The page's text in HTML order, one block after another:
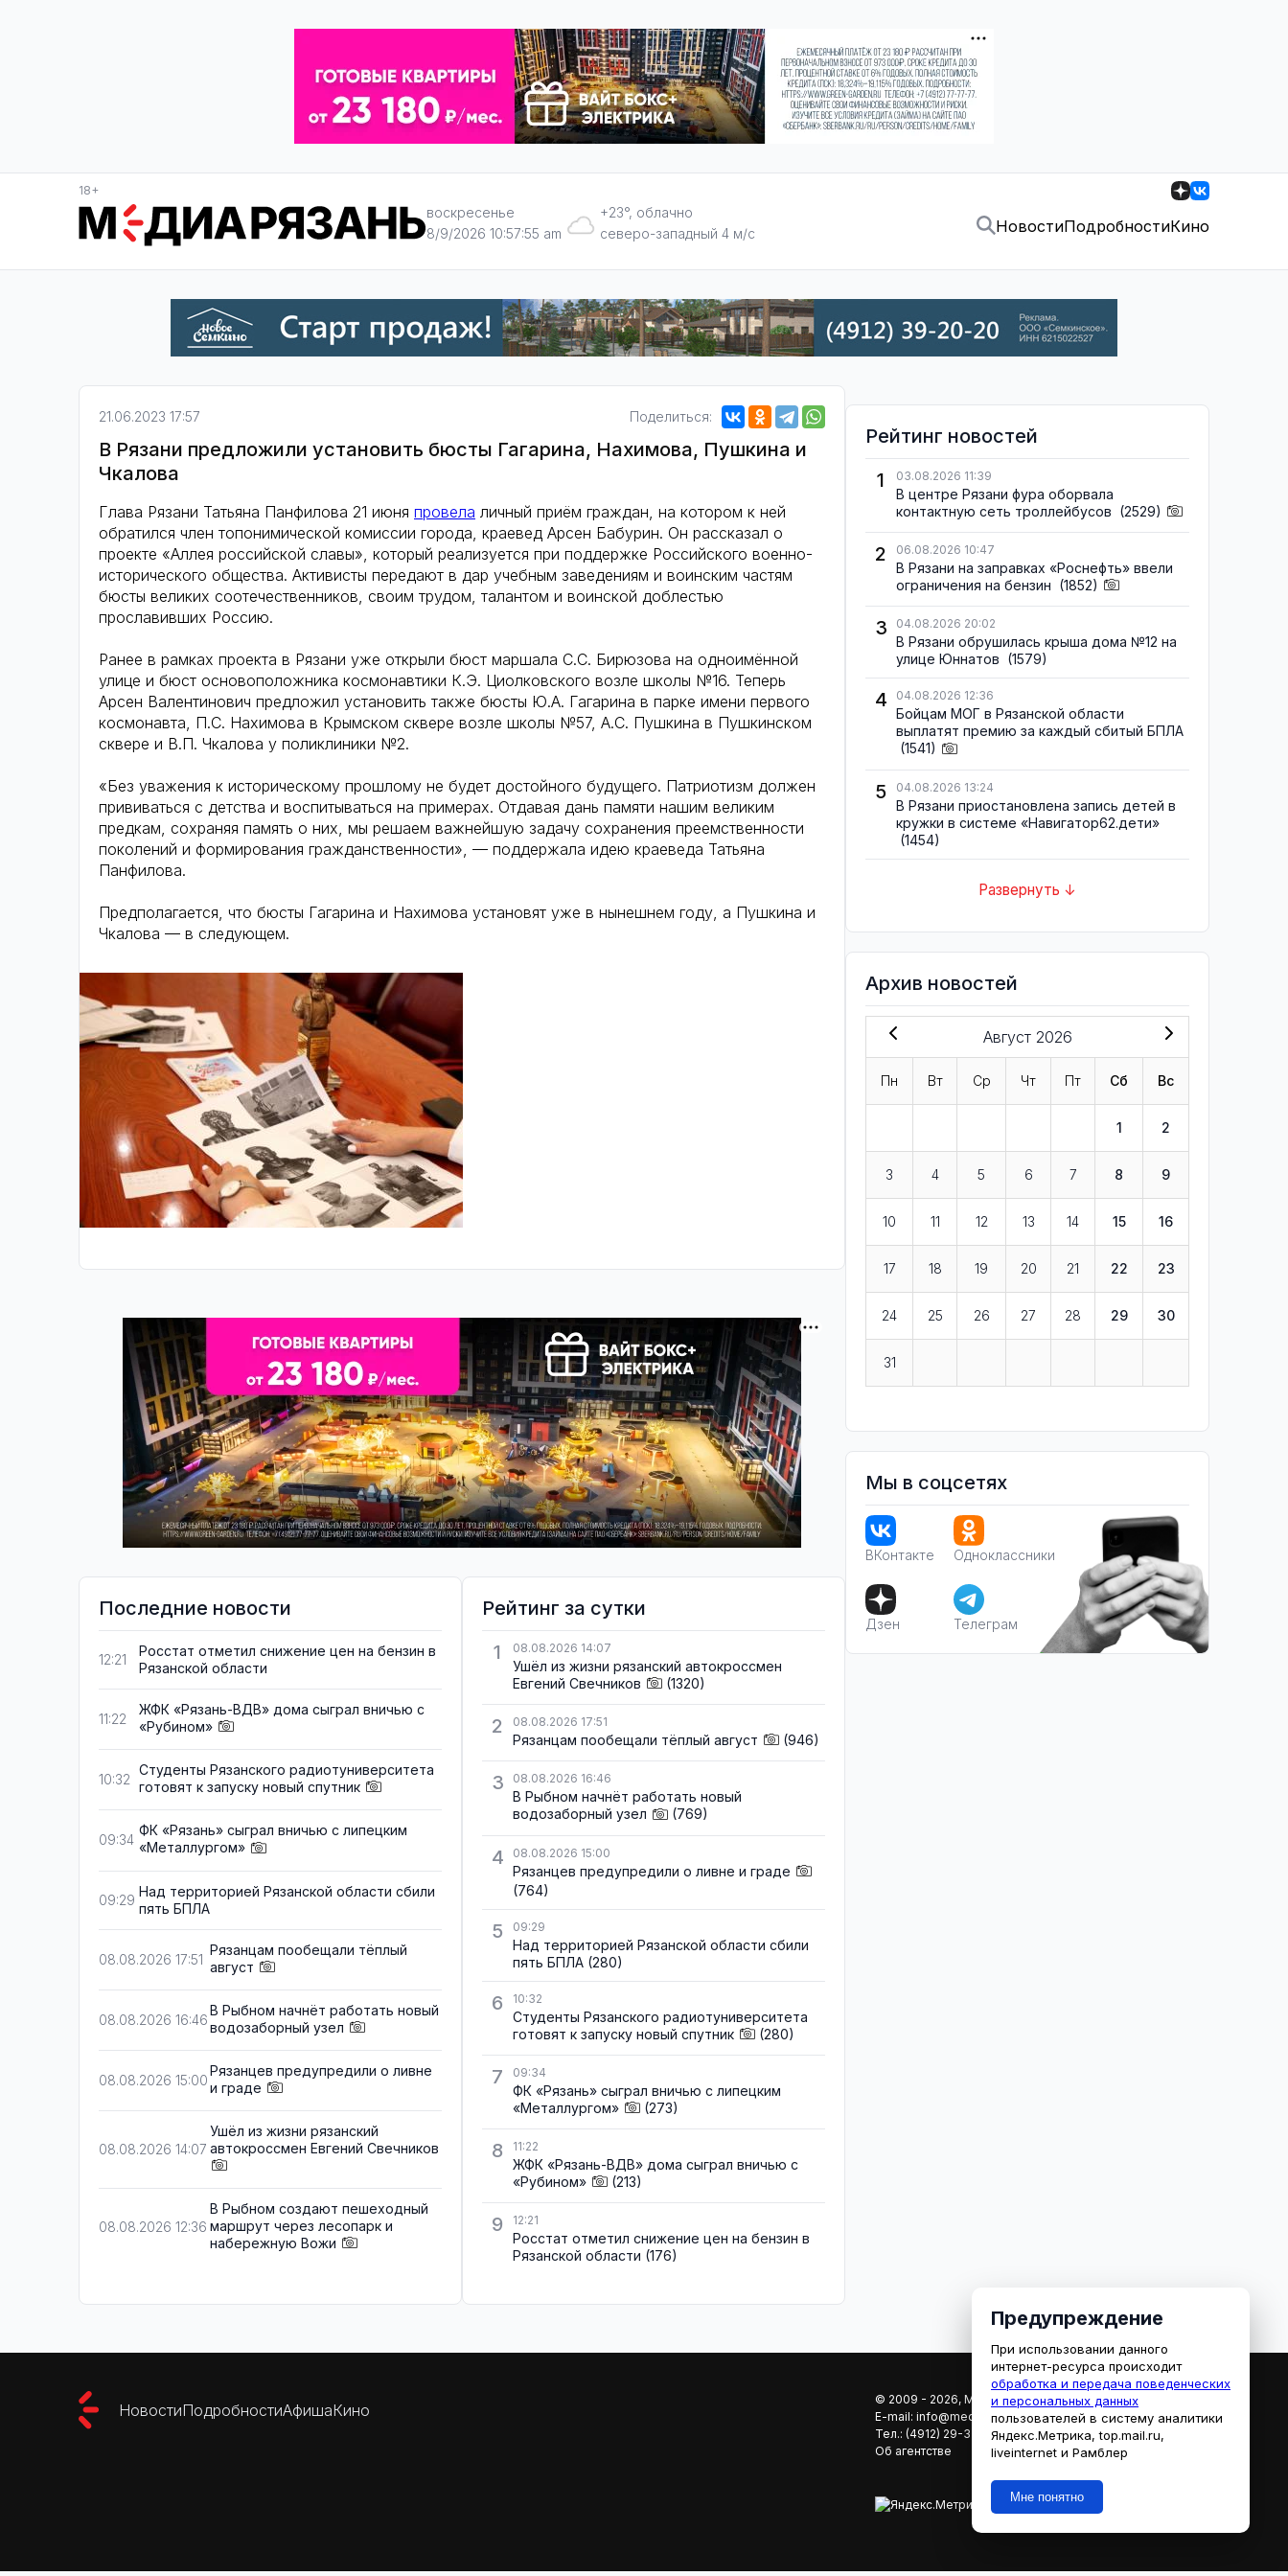
18+
воскресенье
8/9/2026 10:57:56 am
+23°, облачно
северо-западный 4 м/с
НовостиПодробностиКино
21.06.2023 17:57 Поделиться:
В Рязани предложили установить бюсты Гагарина, Нахимова, Пушкина и
Чкалова
Глава Рязани Татьяна Панфилова 21 июня провела личный приём граждан, на котором к ней
обратился член топонимической комиссии города, краевед Арсен Бабурин. Он рассказал о
проекте «Аллея российской славы», который реализуется при поддержке Российского военно-
исторического общества. Активисты передают в дар учебным заведениям и воинским частям
бюсты великих соотечественников, своим трудом, талантом и воинской доблестью
прославивших Россию.
Ранее в рамках проекта в Рязани уже открыли бюст маршала С.С. Бирюзова на одноимённой
улице и бюст основоположника космонавтики К.Э. Циолковского возле школы №16. Теперь
Арсен Валентинович предложил установить также бюсты Ю.А. Гагарина в парке имени первого
космонавта, П.С. Нахимова в Крымском сквере возле школы №57, А.С. Пушкина в Пушкинском
сквере и В.П. Чкалова у поликлиники №2.
«Без уважения к историческому прошлому не будет достойного будущего. Патриотизм должен
прививаться с детства и воспитываться на примерах. Отдавая дань памяти нашим великим
предкам, сохраняя память о них, мы решаем важнейшую задачу сохранения преемственности
поколений и формирования гражданственности», — поддержала идею краеведа Татьяна
Панфилова.
Предполагается, что бюсты Гагарина и Нахимова установят уже в нынешнем году, а Пушкина и
Чкалова — в следующем.
Последние новости
12:21
Росстат отметил снижение цен на бензин в
Рязанской области
11:22
ЖФК «Рязань-ВДВ» дома сыграл вничью с
«Рубином»
10:32
Студенты Рязанского радиотуниверситета
готовят к запуску новый спутник
09:34
ФК «Рязань» сыграл вничью с липецким
«Металлургом»
09:29
Над территорией Рязанской области сбили
пять БПЛА
08.08.2026 17:51
Рязанцам пообещали тёплый
август
08.08.2026 16:46
В Рыбном начнёт работать новый
водозаборный узел
08.08.2026 15:00
Рязанцев предупредили о ливне
и граде
08.08.2026 14:07
Ушёл из жизни рязанский
автокроссмен Евгений Свечников
08.08.2026 12:36
В Рыбном создают пешеходный
маршрут через лесопарк и
набережную Вожи
Рейтинг за сутки
1
08.08.2026 14:07
Ушёл из жизни рязанский автокроссмен
Евгений Свечников
(1320)
2 08.08.2026 17:51
Рязанцам пообещали тёплый август (946)
3 08.08.2026 16:46
В Рыбном начнёт работать новый
водозаборный узел
(769)
4 08.08.2026 15:00
Рязанцев предупредили о ливне и граде
(764)
5 09:29
Над территорией Рязанской области сбили
пять БПЛА (280)
6 10:32
Студенты Рязанского радиотуниверситета
готовят к запуску новый спутник
(280)
7 09:34
ФК «Рязань» сыграл вничью с липецким
«Металлургом»
(273)
8 11:22
ЖФК «Рязань-ВДВ» дома сыграл вничью с
«Рубином»
(213)
9 12:21
Росстат отметил снижение цен на бензин в
Рязанской области (176)
Рейтинг новостей
1
03.08.2026 11:39
В центре Рязани фура оборвала
контактную сеть троллейбусов (2529)
2 06.08.2026 10:47
В Рязани на заправках «Роснефть» ввели
ограничения на бензин (1852)
3 04.08.2026 20:02
В Рязани обрушилась крыша дома №12 на
улице Юннатов (1579)
4 04.08.2026 12:36
Бойцам МОГ в Рязанской области
выплатят премию за каждый сбитый БПЛА
(1541)
5 04.08.2026 13:24
В Рязани приостановлена запись детей в
кружки в системе «Навигатор62.дети»
(1454)
Развернуть ↓
Архив новостей
Август 2026
Пн Вт Ср Чт Пт Сб Вс
1 2
3 4 5 6 7 8 9
10 11 12 13 14 15 16
17 18 19 20 21 22 23
24 25 26 27 28 29 30
31
Мы в соцсетях
ВКонтакте Одноклассники
Дзен Телеграм
НовостиПодробностиАфишаКино
© 2009 - 2026, МЕДИАРЯЗАНЬ
E-mail: info@mediaryazan.ru,reklama@mediaryazan.ru
Тел.: (4912) 29-33-66
Об агентстве
Предупреждение
При использовании данного
интернет-ресурса происходит
обработка и передача поведенческих
и персональных данных
пользователей в систему аналитики
Яндекс.Метрика, top.mail.ru,
liveinternet и Рамблер
Мне понятно